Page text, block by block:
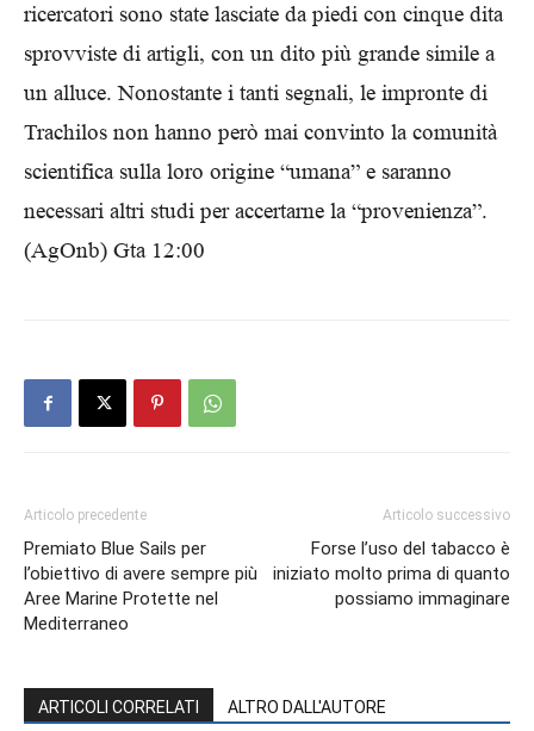
ricercatori sono state lasciate da piedi con cinque dita
sprovviste di artigli, con un dito più grande simile a
un alluce. Nonostante i tanti segnali, le impronte di
Trachilos non hanno però mai convinto la comunità
scientifica sulla loro origine “umana” e saranno
necessari altri studi per accertarne la “provenienza”.
(AgOnb) Gta 12:00
Articolo precedente
Premiato Blue Sails per
l’obiettivo di avere sempre più
Aree Marine Protette nel
Mediterraneo
Articolo successivo
Forse l’uso del tabacco è
iniziato molto prima di quanto
possiamo immaginare
ARTICOLI CORRELATI ALTRO DALL'AUTORE